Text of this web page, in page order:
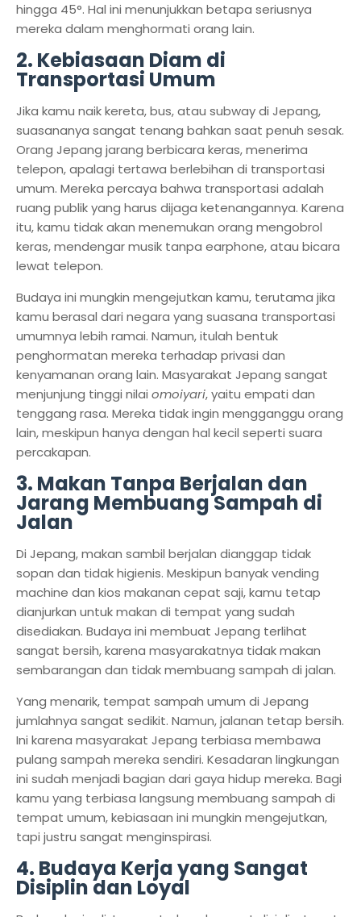
hingga 45°. Hal ini menunjukkan betapa seriusnya
mereka dalam menghormati orang lain.
2. Kebiasaan Diam di
Transportasi Umum
Jika kamu naik kereta, bus, atau subway di Jepang,
suasananya sangat tenang bahkan saat penuh sesak.
Orang Jepang jarang berbicara keras, menerima
telepon, apalagi tertawa berlebihan di transportasi
umum. Mereka percaya bahwa transportasi adalah
ruang publik yang harus dijaga ketenangannya. Karena
itu, kamu tidak akan menemukan orang mengobrol
keras, mendengar musik tanpa earphone, atau bicara
lewat telepon.
Budaya ini mungkin mengejutkan kamu, terutama jika
kamu berasal dari negara yang suasana transportasi
umumnya lebih ramai. Namun, itulah bentuk
penghormatan mereka terhadap privasi dan
kenyamanan orang lain. Masyarakat Jepang sangat
menjunjung tinggi nilai omoiyari, yaitu empati dan
tenggang rasa. Mereka tidak ingin mengganggu orang
lain, meskipun hanya dengan hal kecil seperti suara
percakapan.
3. Makan Tanpa Berjalan dan
Jarang Membuang Sampah di
Jalan
Di Jepang, makan sambil berjalan dianggap tidak
sopan dan tidak higienis. Meskipun banyak vending
machine dan kios makanan cepat saji, kamu tetap
dianjurkan untuk makan di tempat yang sudah
disediakan. Budaya ini membuat Jepang terlihat
sangat bersih, karena masyarakatnya tidak makan
sembarangan dan tidak membuang sampah di jalan.
Yang menarik, tempat sampah umum di Jepang
jumlahnya sangat sedikit. Namun, jalanan tetap bersih.
Ini karena masyarakat Jepang terbiasa membawa
pulang sampah mereka sendiri. Kesadaran lingkungan
ini sudah menjadi bagian dari gaya hidup mereka. Bagi
kamu yang terbiasa langsung membuang sampah di
tempat umum, kebiasaan ini mungkin mengejutkan,
tapi justru sangat menginspirasi.
4. Budaya Kerja yang Sangat
Disiplin dan Loyal